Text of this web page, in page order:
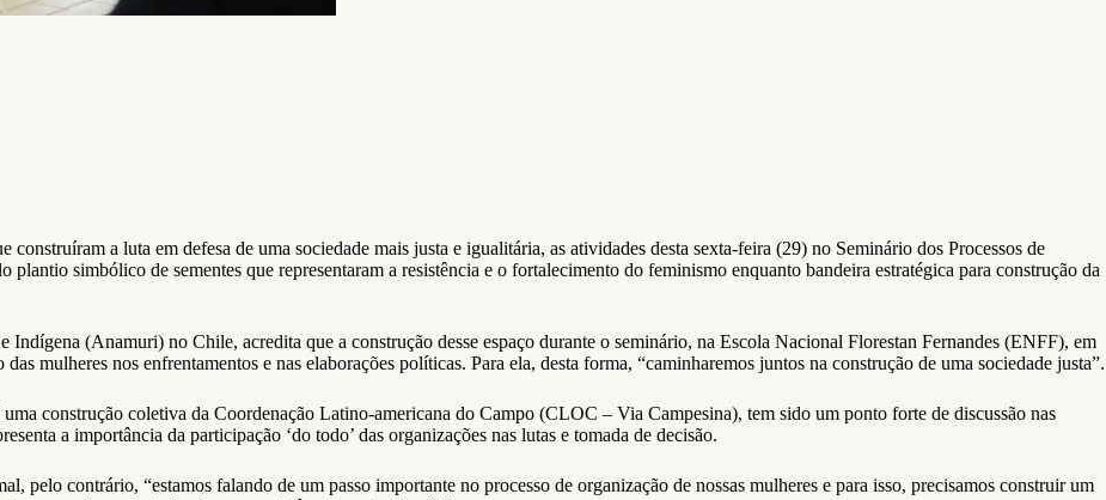
a luta em defesa de uma sociedade mais justa e igualitária, as atividades desta sexta-feira (29) no Seminário dos Processos de
simbólico de sementes que representaram a resistência e o fortalecimento do feminismo enquanto bandeira estratégica para construção da
(Anamuri) no Chile, acredita que a construção desse espaço durante o seminário, na Escola Nacional Florestan Fernandes (ENFF), em
mulheres nos enfrentamentos e nas elaborações políticas. Para ela, desta forma, “caminharemos juntos na construção de uma sociedade justa”.
construção coletiva da Coordenação Latino-americana do Campo (CLOC – Via Campesina), tem sido um ponto forte de discussão nas
a importância da participação ‘do todo’ das organizações nas lutas e tomada de decisão.
pelo contrário, “estamos falando de um passo importante no processo de organização de nossas mulheres e para isso, precisamos construir um